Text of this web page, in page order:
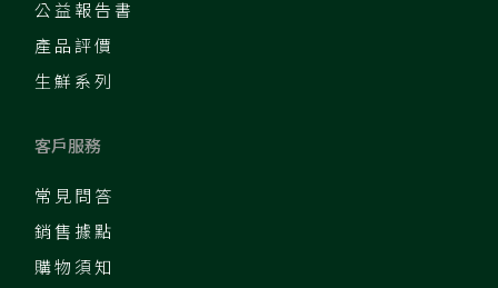
公益報告書
產品評價
生鮮系列
客戶服務
常見問答
銷售據點
購物須知